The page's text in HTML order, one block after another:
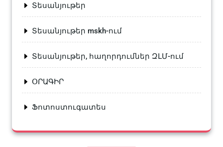
Տեսանյութեր
Տեսանյութեր mskh-ում
Տեսանյութեր, հաղորդումներ ԶԼՄ-ում
ՕՐԱԳԻՐ
Ֆոտոստուգատես